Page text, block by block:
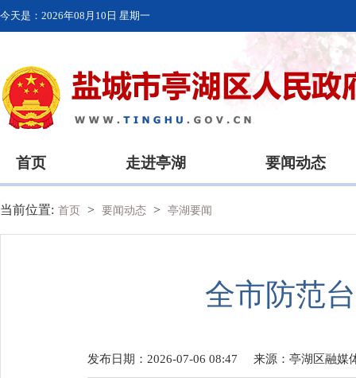
今天是： 2026年08月10日 星期一
首页 走进亭湖 要闻动态
当前位置: 首页 > 要闻动态 > 亭湖要闻
全市防范
发布日期：2026-07-06 08:47 来源： 亭湖区融媒